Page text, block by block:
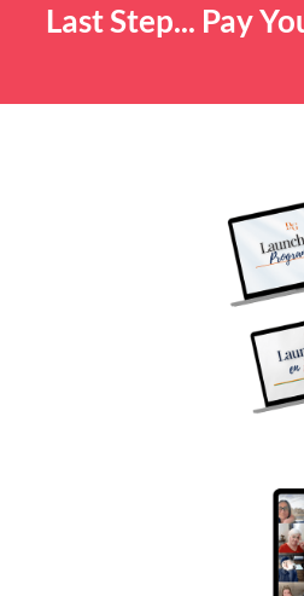
Last Step... Pay